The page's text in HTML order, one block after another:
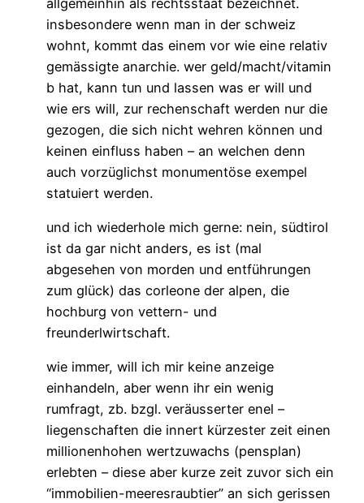
insbesondere wenn man in der schweiz
wohnt, kommt das einem vor wie eine relativ
gemässigte anarchie. wer geld/macht/vitamin
b hat, kann tun und lassen was er will und
wie ers will, zur rechenschaft werden nur die
gezogen, die sich nicht wehren können und
keinen einfluss haben – an welchen denn
auch vorzüglichst monumentöse exempel
statuiert werden.
und ich wiederhole mich gerne: nein, südtirol
ist da gar nicht anders, es ist (mal
abgesehen von morden und entführungen
zum glück) das corleone der alpen, die
hochburg von vettern- und
freunderlwirtschaft.
wie immer, will ich mir keine anzeige
einhandeln, aber wenn ihr ein wenig
rumfragt, zb. bzgl. veräusserter enel –
liegenschaften die innert kürzester zeit einen
millionenhohen wertzuwachs (pensplan)
erlebten – diese aber kurze zeit zuvor sich ein
“immobilien-meeresraubtier” an sich gerissen